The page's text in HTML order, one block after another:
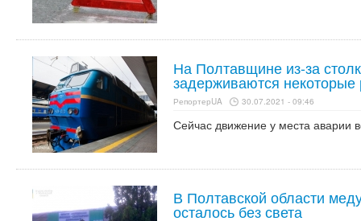
На Полтавщине из-за
задерживаются
РепортерUA 30.07.2021 - 09:46
Сейчас движение у места аварии
В Полтавской области
осталось без света